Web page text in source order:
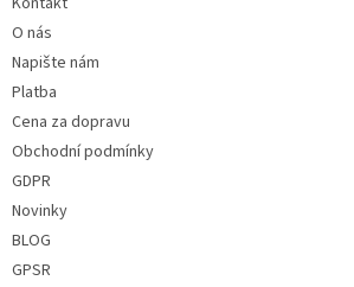
O nás
Napište nám
Platba
Cena za dopravu
Obchodní podmínky
GDPR
Novinky
BLOG
GPSR